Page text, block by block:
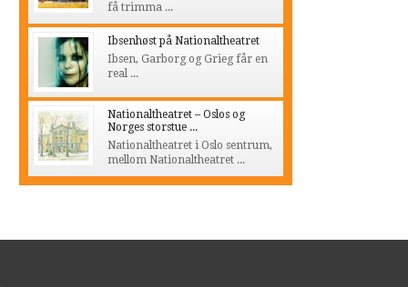
få trimma ...
Ibsenhøst på Nationaltheatret
Ibsen, Garborg og Grieg får en
real ...
Nationaltheatret – Oslos og
Norges storstue ...
Nationaltheatret i Oslo sentrum,
mellom Nationaltheatret ...